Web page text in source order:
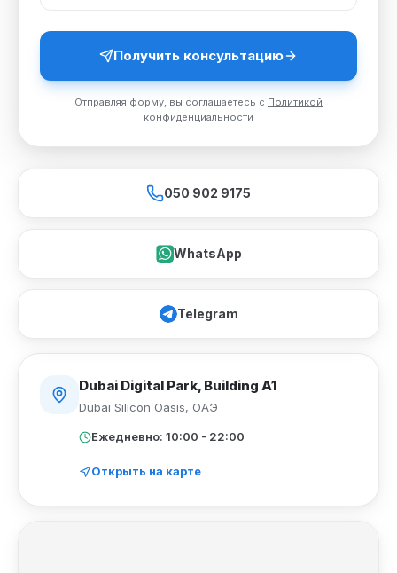
050 902 9175
WhatsApp
Telegram
Dubai Digital Park, Building A1
Dubai Silicon Oasis, ОАЭ
Ежедневно: 10:00 - 22:00
Открыть на карте
Получить консультацию
Отправляя форму, вы соглашаетесь с Политикой
конфиденциальности